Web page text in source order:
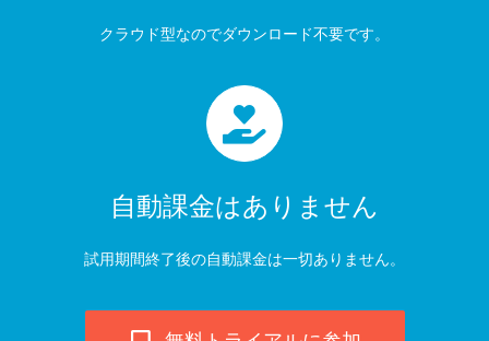
クラウド型なのでダウンロード不要です。
自動課金はありません
試用期間終了後の自動課金は一切ありません。